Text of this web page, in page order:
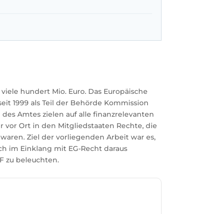
hundert Mio. Euro. Das Europäische
1999 als Teil der Behörde Kommission
Amtes zielen auf alle finanzrelevanten
Ort in den Mitgliedstaaten Rechte, die
Ziel der vorliegenden Arbeit war es,
im Einklang mit EG-Recht daraus
zu beleuchten.